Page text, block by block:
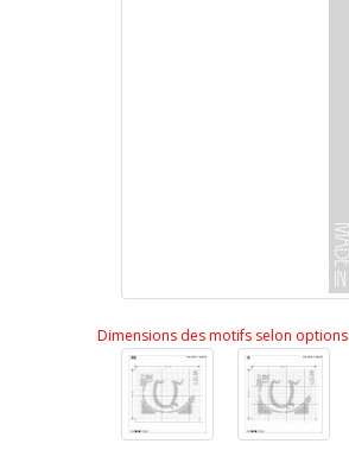
Dimensions des motifs selon options